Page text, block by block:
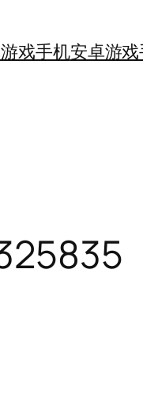
戏手机安卓游